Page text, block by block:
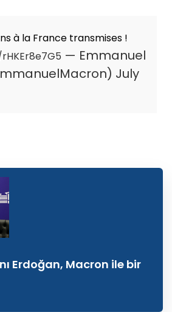
à la France transmises !
— Emmanuel
July
Erdoğan, Macron ile bir